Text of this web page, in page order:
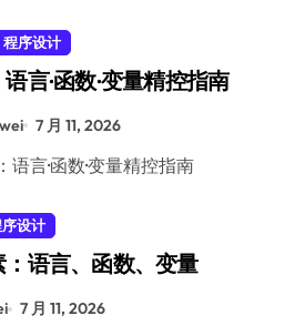
程序设计
言·函数·变量精控指南
7 月 11, 2026
语言·函数·变量精控指南
设计
语言、函数、变量
7 月 11, 2026